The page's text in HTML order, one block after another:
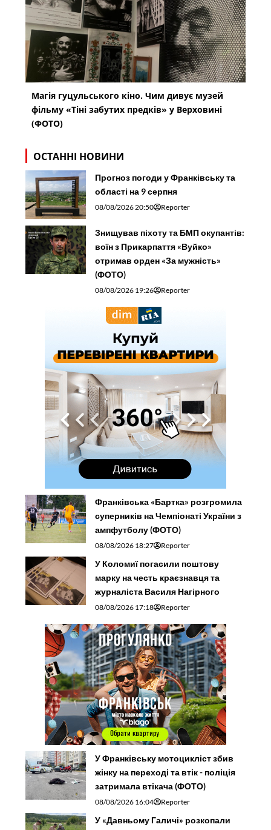
Магія гуцульського кіно. Чим дивує музей
фільму «Тіні забутих предків» у Верховині
(ФОТО)
ОСТАННІ НОВИНИ
Прогноз погоди у Франківську та
області на 9 серпня
08/08/2026 20:50 Reporter
Знищував піхоту та БМП окупантів:
воїн з Прикарпаття «Вуйко»
отримав орден «За мужність»
(ФОТО)
08/08/2026 19:26 Reporter
Франківська «Бартка» розгромила
суперників на Чемпіонаті України з
ампфутболу (ФОТО)
08/08/2026 18:27 Reporter
У Коломиї погасили поштову
марку на честь краєзнавця та
журналіста Василя Нагірного
08/08/2026 17:18 Reporter
У Франківську мотоцикліст збив
жінку на переході та втік - поліція
затримала втікача (ФОТО)
08/08/2026 16:04 Reporter
У «Давньому Галичі» розкопали